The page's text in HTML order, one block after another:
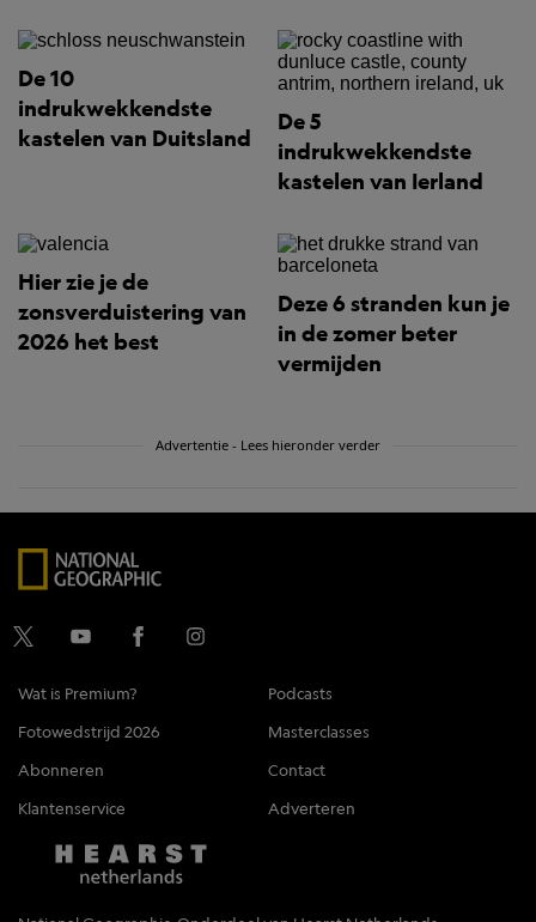
De 10
indrukwekkendste
kastelen van Duitsland
De 5
indrukwekkendste
kastelen van Ierland
Hier zie je de
zonsverduistering van
2026 het best
Deze 6 stranden kun je
in de zomer beter
vermijden
Advertentie - Lees hieronder verder
Wat is Premium?
Podcasts
Fotowedstrijd 2026
Masterclasses
Abonneren
Contact
Klantenservice
Adverteren